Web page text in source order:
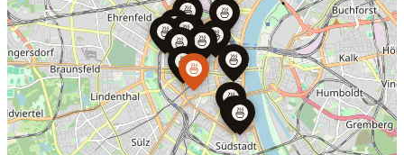
🍜
🍜
🍜 🍜
🍜
🍜
🍜
🍜
🍜
🍜 🍜
🍜
🍜
🍜
🍜